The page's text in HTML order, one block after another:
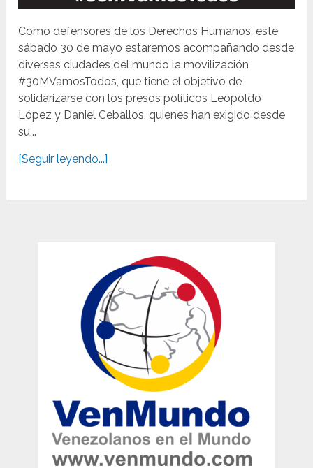
Como defensores de los Derechos Humanos, este
sábado 30 de mayo estaremos acompañando desde
diversas ciudades del mundo la movilización
#30MVamosTodos, que tiene el objetivo de
solidarizarse con los presos políticos Leopoldo
López y Daniel Ceballos, quienes han exigido desde
su...
[Seguir leyendo...]